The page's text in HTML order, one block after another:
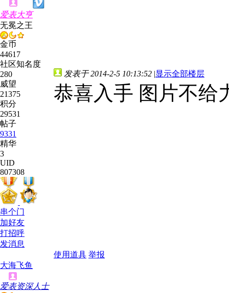
爱表大亨
无冕之王
金币
44617
社区知名度
280
威望
21375
积分
29531
帖子
9331
精华
3
UID
807308
串个门
加好友
打招呼
发消息
发表于 2014-2-5 10:13:52 |显示全部楼层
恭喜入手 图片不给
使用道具 举报
大海飞鱼
爱表资深人士